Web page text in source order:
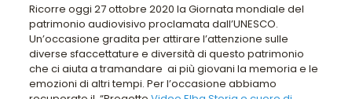
Ricorre oggi 27 ottobre 2020 la Giornata mondiale del
patrimonio audiovisivo proclamata dall’UNESCO.
Un’occasione gradita per attirare l’attenzione sulle
diverse sfaccettature e diversità di questo patrimonio
che ci aiuta a tramandare ai più giovani la memoria e le
emozioni di altri tempi. Per l’occasione abbiamo